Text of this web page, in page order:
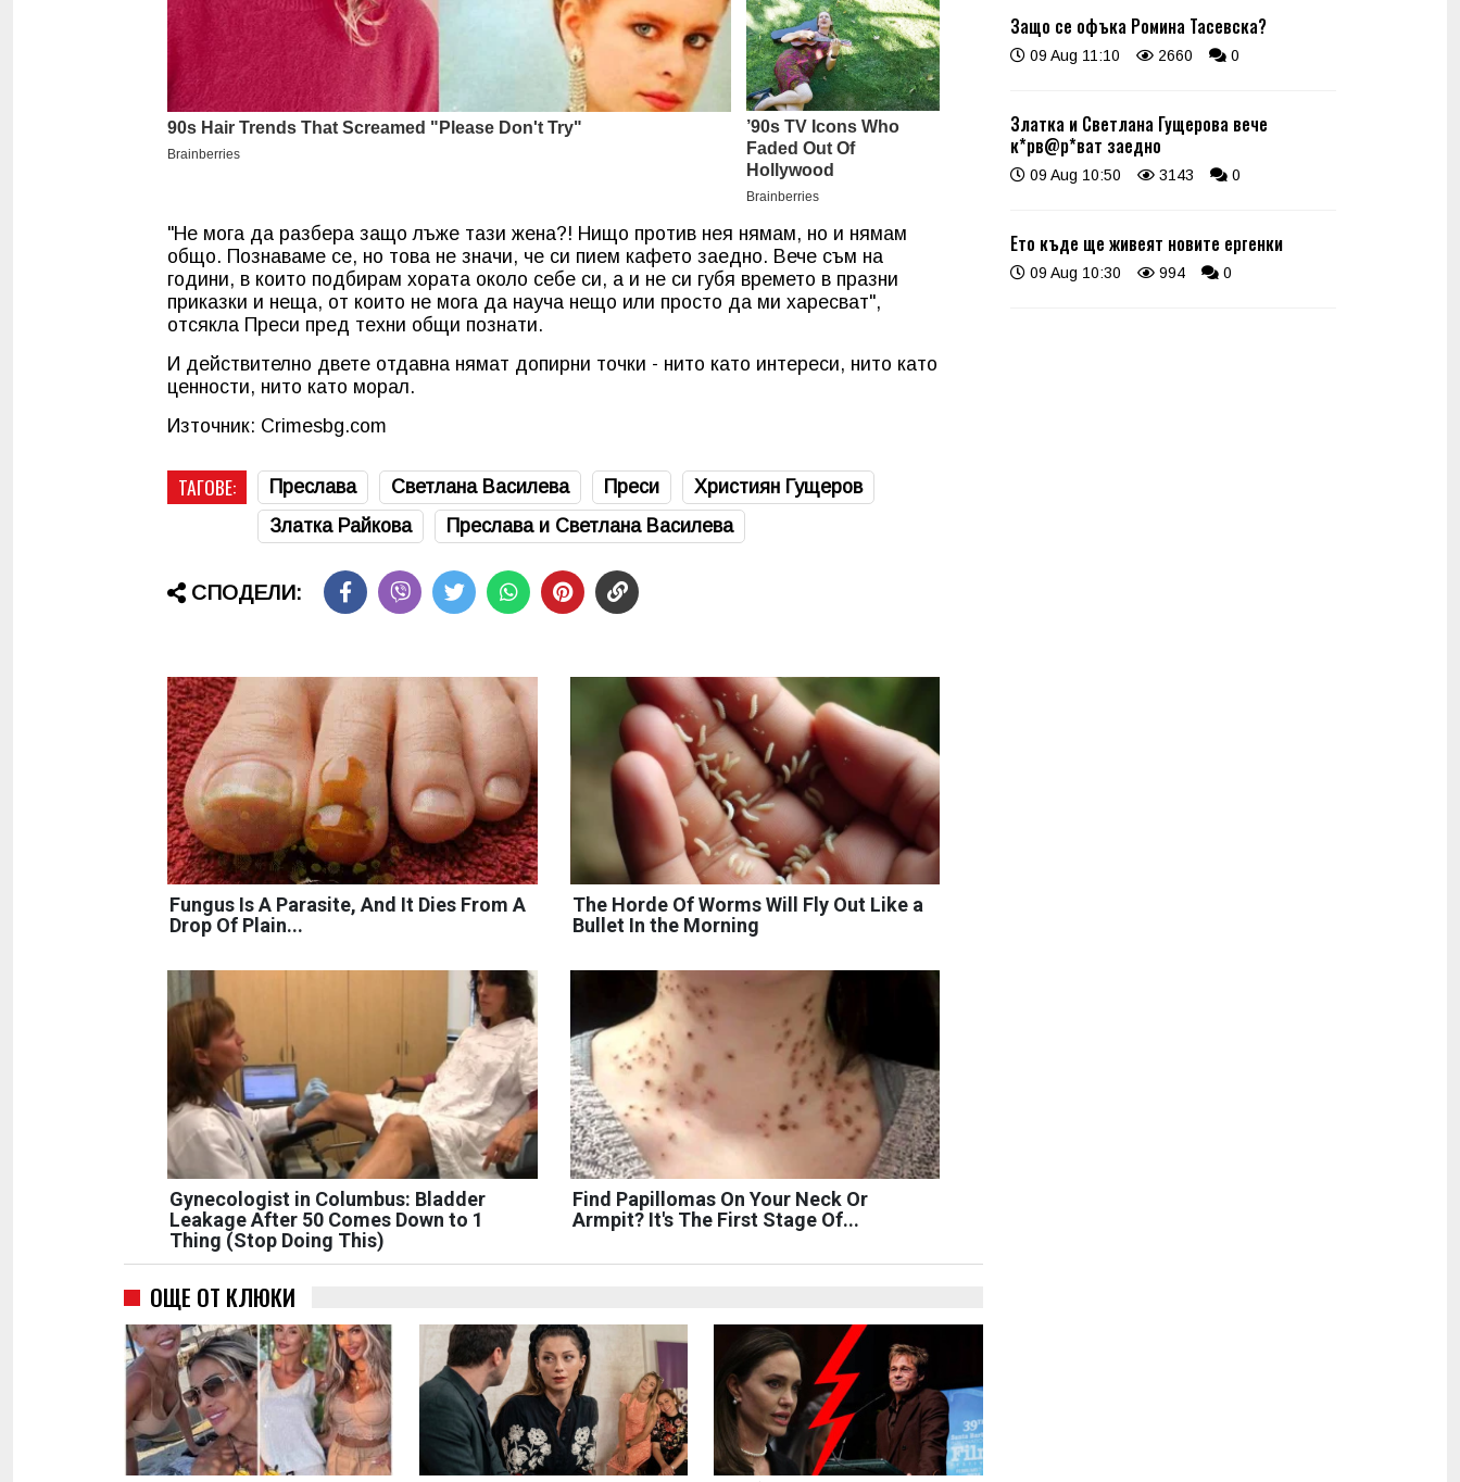
"Не мога да разбера защо лъже тази жена?! Нищо против нея нямам, но и нямам
общо. Познаваме се, но това не значи, че си пием кафето заедно. Вече съм на
години, в които подбирам хората около себе си, а и не си губя времето в празни
приказки и неща, от които не мога да науча нещо или просто да ми харесват",
отсякла Преси пред техни общи познати.
И действително двете отдавна нямат допирни точки - нито като интереси, нито като
ценности, нито като морал.
Източник: Crimesbg.com
ТАГОВЕ: Преслава Светлана Василева Преси
Християн Гущеров
Златка Райкова
Преслава и Светлана Василева
СПОДЕЛИ:
Fungus Is A Parasite, And It Dies From A
Drop Of Plain...
The Horde Of Worms Will Fly Out Like a
Bullet In the Morning
Gynecologist in Columbus: Bladder
Leakage After 50 Comes Down to 1
Thing (Stop Doing This)
Find Papillomas On Your Neck Or
Armpit? It's The First Stage Of...
ОЩЕ ОТ КЛЮКИ
Защо се офъка Ромина Тасевска?
09 Aug 11:10 2660 0
Златка и Светлана Гущерова вече
к*рв@р*ват заедно
09 Aug 10:50 3143 0
Ето къде ще живеят новите ергенки
09 Aug 10:30 994 0